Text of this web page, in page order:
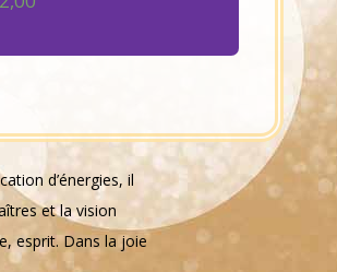
d’énergies, il
et la vision
esprit. Dans la joie